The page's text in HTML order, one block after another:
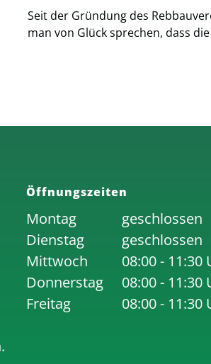
Seit der Gründung des
man von Glück sprechen, dass
Öffnungszeiten
Montag geschlossen
Dienstag
geschlossen
Mittwoch
08:00 - 11:30
Donnerstag
08:00 - 11:30
Freitag
08:00 - 11:30